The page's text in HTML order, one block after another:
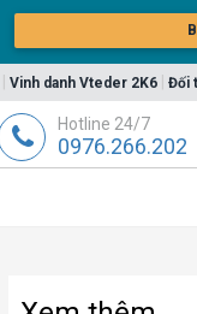
Vinh danh Vteder 2K6 Đối
Hotline 24/7
0976.266.202